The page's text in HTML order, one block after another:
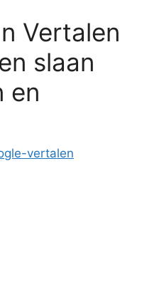
Vertalen
slaan
en
vertalen